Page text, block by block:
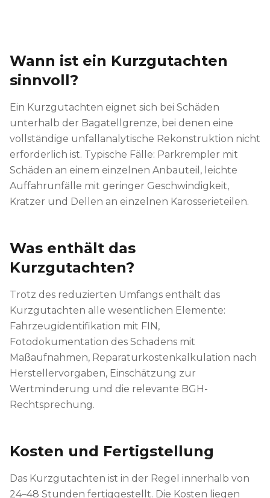
Wann ist ein Kurzgutachten
sinnvoll?
Ein Kurzgutachten eignet sich bei Schäden
unterhalb der Bagatellgrenze, bei denen eine
vollständige unfallanalytische Rekonstruktion nicht
erforderlich ist. Typische Fälle: Parkrempler mit
Schäden an einem einzelnen Anbauteil, leichte
Auffahrunfälle mit geringer Geschwindigkeit,
Kratzer und Dellen an einzelnen Karosserieteilen.
Was enthält das
Kurzgutachten?
Trotz des reduzierten Umfangs enthält das
Kurzgutachten alle wesentlichen Elemente:
Fahrzeugidentifikation mit FIN,
Fotodokumentation des Schadens mit
Maßaufnahmen, Reparaturkostenkalkulation nach
Herstellervorgaben, Einschätzung zur
Wertminderung und die relevante BGH-
Rechtsprechung.
Kosten und Fertigstellung
Das Kurzgutachten ist in der Regel innerhalb von
24–48 Stunden fertiggestellt. Die Kosten liegen